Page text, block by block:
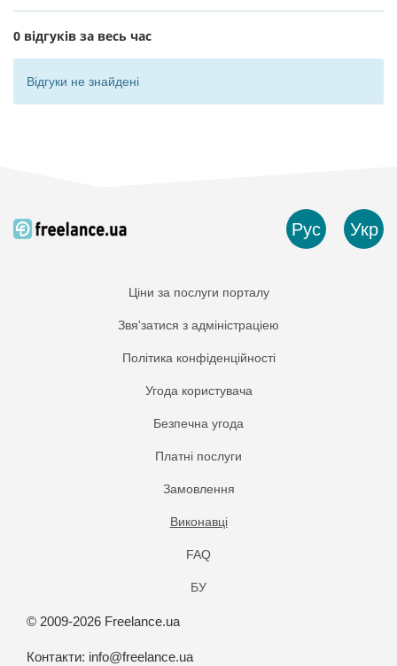
0 відгуків за весь час
Відгуки не знайдені
Рус Укр
Ціни за послуги порталу
Звя'затися з адміністраціею
Політика конфіденційності
Угода користувача
Безпечна угода
Платнi послуги
Замовлення
Виконавці
FAQ
БУ
© 2009-2026 Freelance.ua
Контакти: info@freelance.ua